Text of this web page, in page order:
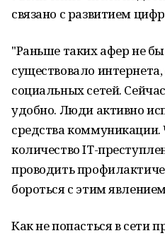
связано с развитием
"Раньше таких афер не
существовало
социальных сетей.
удобно. Люди активно
средства коммуникации.
количество IT-
проводить
бороться с этим
Как не попасться в сети